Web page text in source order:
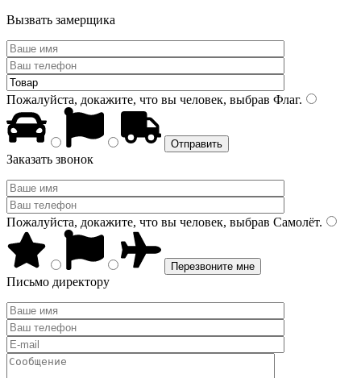
Вызвать замерщика
Пожалуйста, докажите, что вы человек, выбрав Флаг.
Заказать звонок
Пожалуйста, докажите, что вы человек, выбрав Самолёт.
Письмо директору